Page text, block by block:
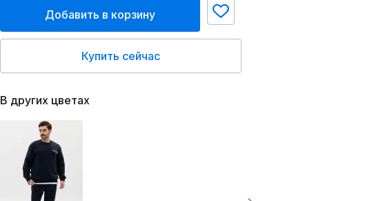
Добавить в корзину
Купить сейчас
В других цветах